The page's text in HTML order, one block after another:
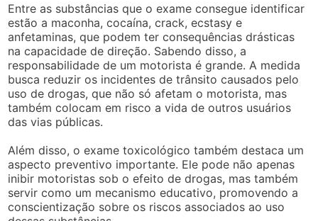
Entre as substâncias que o exame consegue identificar
estão a maconha, cocaína, crack, ecstasy e
anfetaminas, que podem ter consequências drásticas
na capacidade de direção. Sabendo disso, a
responsabilidade de um motorista é grande. A medida
busca reduzir os incidentes de trânsito causados pelo
uso de drogas, que não só afetam o motorista, mas
também colocam em risco a vida de outros usuários
das vias públicas.
Além disso, o exame toxicológico também destaca um
aspecto preventivo importante. Ele pode não apenas
inibir motoristas sob o efeito de drogas, mas também
servir como um mecanismo educativo, promovendo a
conscientização sobre os riscos associados ao uso